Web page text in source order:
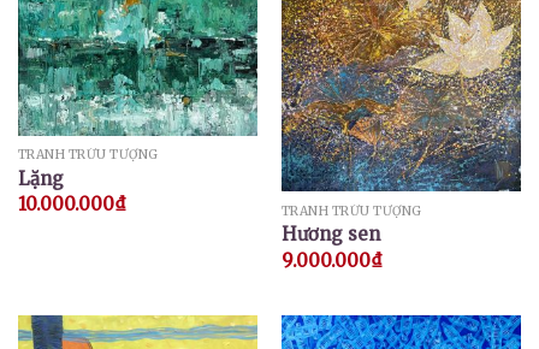
TRANH TRỪU TƯỢNG
Lặng
10.000.000₫ TRANH TRỪU TƯỢNG
Hương sen
9.000.000₫